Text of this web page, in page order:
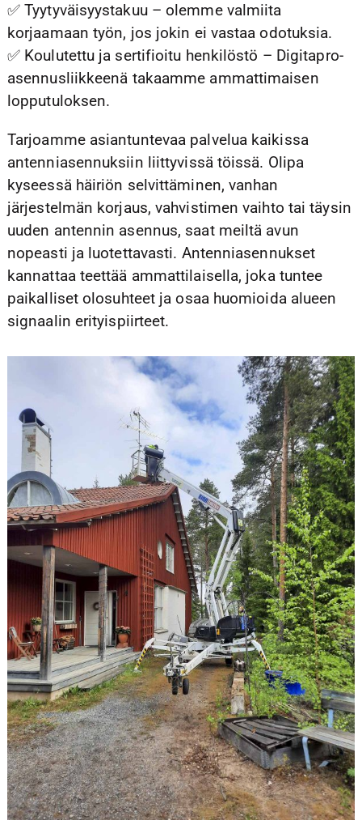
✅ Tyytyväisyystakuu – olemme valmiita
korjaamaan työn, jos jokin ei vastaa odotuksia.
✅ Koulutettu ja sertifioitu henkilöstö – Digitapro-
asennusliikkeenä takaamme ammattimaisen
lopputuloksen.
Tarjoamme asiantuntevaa palvelua kaikissa
antenniasennuksiin liittyvissä töissä. Olipa
kyseessä häiriön selvittäminen, vanhan
järjestelmän korjaus, vahvistimen vaihto tai täysin
uuden antennin asennus, saat meiltä avun
nopeasti ja luotettavasti. Antenniasennukset
kannattaa teettää ammattilaisella, joka tuntee
paikalliset olosuhteet ja osaa huomioida alueen
signaalin erityispiirteet.